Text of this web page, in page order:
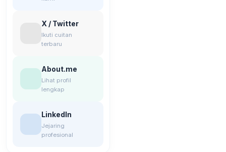
X / Twitter
Ikuti cuitan
terbaru
About.me
Lihat profil
lengkap
LinkedIn
Jejaring
profesional